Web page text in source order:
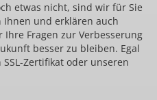
etwas nicht, sind wir für Sie
Ihnen und erklären auch
Fragen zur Verbesserung
besser zu bleiben. Egal
Zertifikat oder unseren